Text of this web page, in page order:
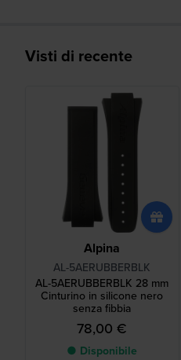
Visti di recente
Alpina
AL-5AERUBBERBLK
AL-5AERUBBERBLK 28 mm
Cinturino in silicone nero
senza fibbia
78,00 €
● Disponibile